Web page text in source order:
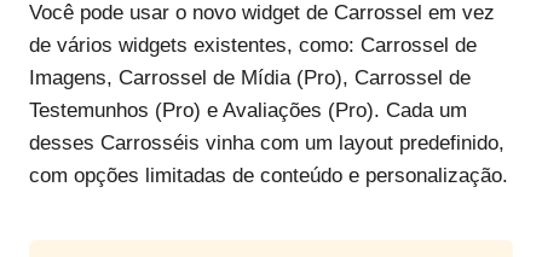
Você pode usar o novo widget de Carrossel em vez
de vários widgets existentes, como: Carrossel de
Imagens, Carrossel de Mídia (Pro), Carrossel de
Testemunhos (Pro) e Avaliações (Pro). Cada um
desses Carrosséis vinha com um layout predefinido,
com opções limitadas de conteúdo e personalização.